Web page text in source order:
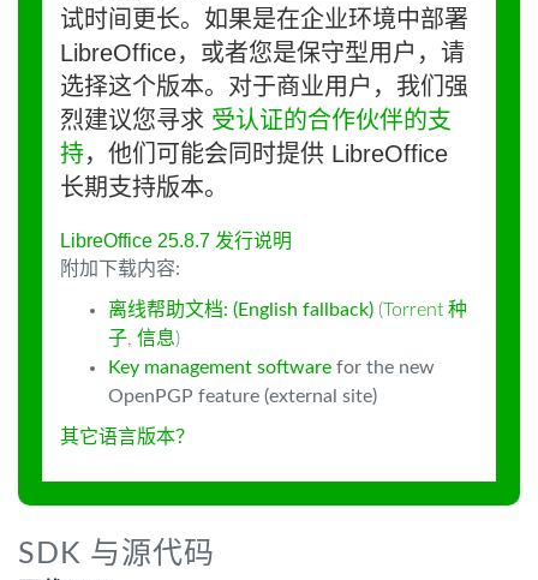
试时间更长。如果是在企业环境中部署
LibreOffice，或者您是保守型用户，请
选择这个版本。对于商业用户，我们强
烈建议您寻求 受认证的合作伙伴的支
持，他们可能会同时提供 LibreOffice
长期支持版本。
LibreOffice 25.8.7 发行说明
附加下载内容:
离线帮助文档: (English fallback) (Torrent 种
子, 信息)
Key management software for the new
OpenPGP feature (external site)
其它语言版本？
SDK 与源代码